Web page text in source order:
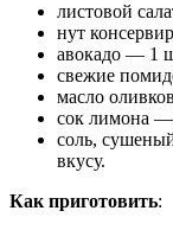
листовой
нут
авокадо — 1
свежие
масло
сок лимона —
соль,
вкусу.
Как приготовить: